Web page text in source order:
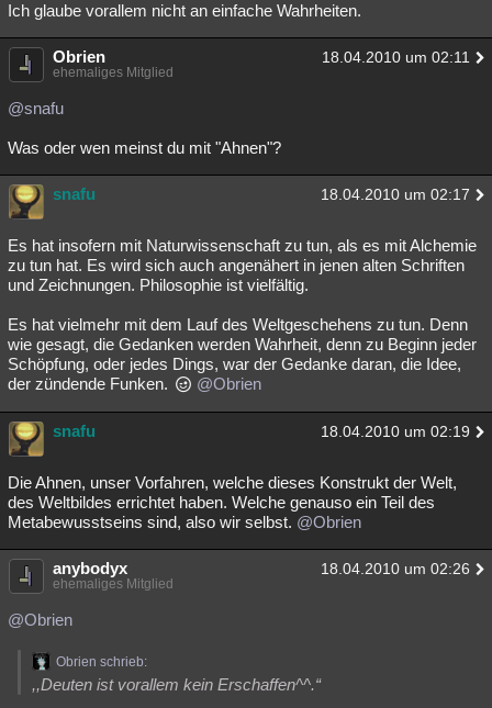
Ich glaube vorallem nicht an einfache Wahrheiten.
Obrien 18.04.2010 um 02:11
ehemaliges Mitglied
@snafu
Was oder wen meinst du mit "Ahnen"?
snafu 18.04.2010 um 02:17
Es hat insofern mit Naturwissenschaft zu tun, als es mit Alchemie
zu tun hat. Es wird sich auch angenähert in jenen alten Schriften
und Zeichnungen. Philosophie ist vielfältig.
Es hat vielmehr mit dem Lauf des Weltgeschehens zu tun. Denn
wie gesagt, die Gedanken werden Wahrheit, denn zu Beginn jeder
Schöpfung, oder jedes Dings, war der Gedanke daran, die Idee,
der zündende Funken.
@Obrien
snafu 18.04.2010 um 02:19
Die Ahnen, unser Vorfahren, welche dieses Konstrukt der Welt,
des Weltbildes errichtet haben. Welche genauso ein Teil des
Metabewusstseins sind, also wir selbst. @Obrien
anybodyx 18.04.2010 um 02:26
ehemaliges Mitglied
@Obrien
Obrien schrieb:
,,Deuten ist vorallem kein Erschaffen^^.“